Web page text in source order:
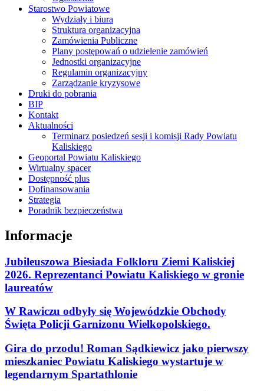
Starostwo Powiatowe
Wydziały i biura
Struktura organizacyjna
Zamówienia Publiczne
Plany postępowań o udzielenie zamówień
Jednostki organizacyjne
Regulamin organizacyjny
Zarządzanie kryzysowe
Druki do pobrania
BIP
Kontakt
Aktualności
Terminarz posiedzeń sesji i komisji Rady Powiatu
Kaliskiego
Geoportal Powiatu Kaliskiego
Wirtualny spacer
Dostępność plus
Dofinansowania
Strategia
Poradnik bezpieczeństwa
Informacje
Jubileuszowa Biesiada Folkloru Ziemi Kaliskiej
2026. Reprezentanci Powiatu Kaliskiego w gronie
laureatów
W Rawiczu odbyły się Wojewódzkie Obchody
Święta Policji Garnizonu Wielkopolskiego.
Gira do przodu! Roman Sądkiewicz jako pierwszy
mieszkaniec Powiatu Kaliskiego wystartuje w
legendarnym Spartathlonie